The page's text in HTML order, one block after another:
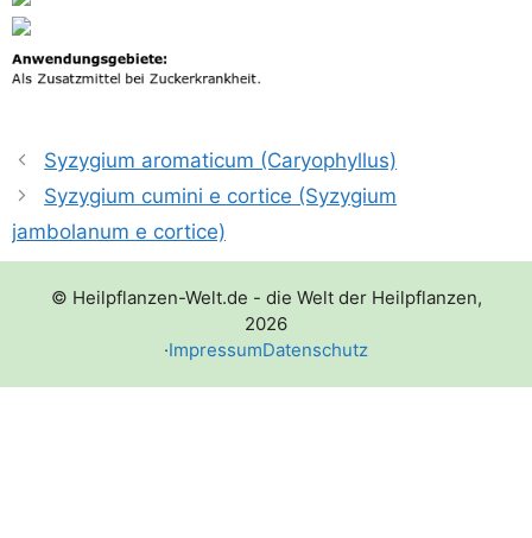
Syzygium aromaticum (Caryophyllus)
Syzygium cumini e cortice (Syzygium
jambolanum e cortice)
© Heilpflanzen-Welt.de - die Welt der Heilpflanzen,
2026
·ImpressumDatenschutz